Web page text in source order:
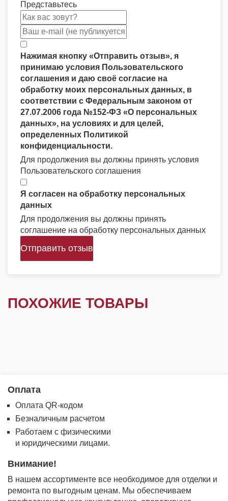
Представьтесь
Нажимая кнопку «Отправить отзыв», я
принимаю условия Пользовательского
соглашения и даю своё согласие на
обработку моих персональных данных, в
соответствии с Федеральным законом от
27.07.2006 года №152-ФЗ «О персональных
данных», на условиях и для целей,
определенных Политикой
конфиденциальности.
Для продолжения вы должны принять условия
Пользовательского соглашения
Я согласен на обработку персональных
данных
Для продолжения вы должны принять
соглашение на обработку персональных данных
Отправить отзыв
ПОХОЖИЕ ТОВАРЫ
Оплата
Оплата QR-кодом
Безналичным расчетом
Работаем с физическими
и юридическими лицами.
Внимание!
В нашем ассортименте все необходимое для отделки и
ремонта по выгодным ценам. Мы обеспечиваем